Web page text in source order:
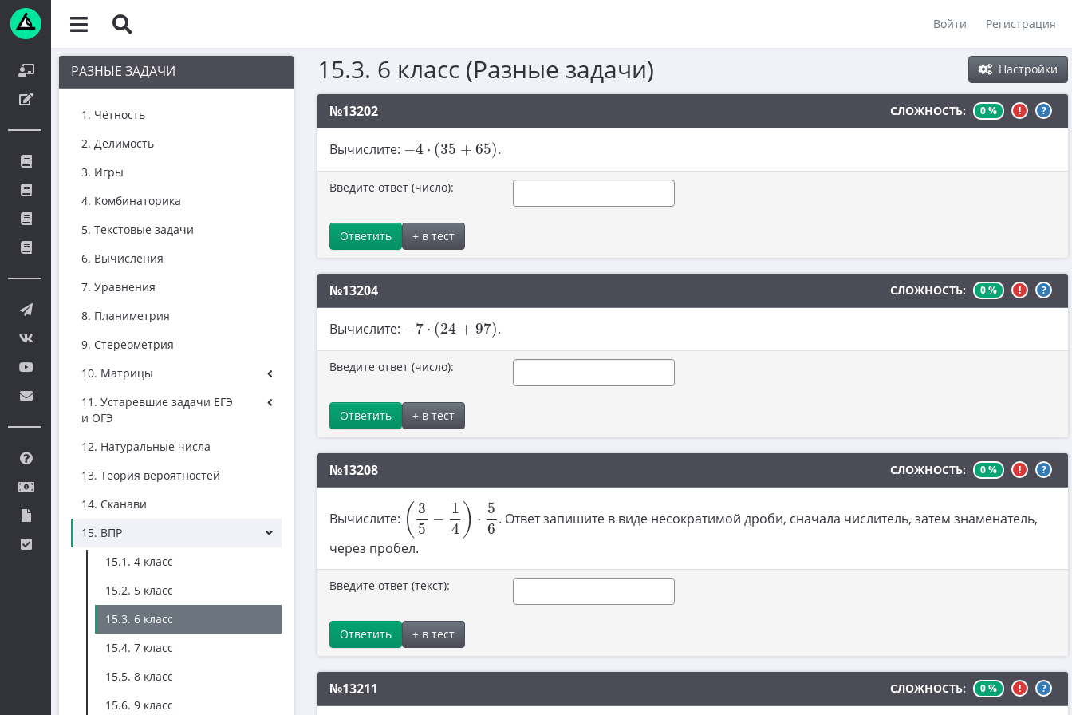
Войти Регистрация
РАЗНЫЕ ЗАДАЧИ
1. Чётность
2. Делимость
3. Игры
4. Комбинаторика
5. Текстовые задачи
6. Вычисления
7. Уравнения
8. Планиметрия
9. Стереометрия
10. Матрицы
11. Устаревшие задачи ЕГЭ
и ОГЭ
12. Натуральные числа
13. Теория вероятностей
14. Сканави
15. ВПР
15.1. 4 класс
15.2. 5 класс
15.3. 6 класс
15.4. 7 класс
15.5. 8 класс
15.6. 9 класс
Настройки
15.3. 6 класс (Разные задачи)
№13202 СЛОЖНОСТЬ: 0 % ! ?
Вычислите: −4 ⋅ (35 + 65)
4⋅ 35+ 65 ) .
Введите ответ (число):
Ответить + в тест
№13204 СЛОЖНОСТЬ: 0 % ! ?
Вычислите: −7 ⋅ (24 + 97)
7⋅ 24+ 97 ) .
Введите ответ (число):
Ответить + в тест
№13208 СЛОЖНОСТЬ: 0 % ! ?
Вычислите: ( 3
5
−
1
4 ) ⋅
5
6
35 ) 5
. Ответ запишите в виде несократимой дроби, сначала числитель, затем знаменатель,
через пробел.
Введите ответ (текст):
Ответить + в тест
№13211 СЛОЖНОСТЬ: 0 % ! ?